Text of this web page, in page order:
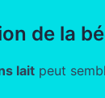
de la
lait peut